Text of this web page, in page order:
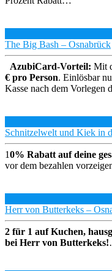
The Big Bash – Osnabrück
AzubiCard-Vorteil: Mit
€ pro Person. Einlösbar
Kasse nach dem
Schnitzelwelt und Kiek in
10% Rabatt auf deine
vor dem bezahlen
Herr von Butterkeks –
2 für 1 auf Kuchen,
bei Herr von Butterkeks!